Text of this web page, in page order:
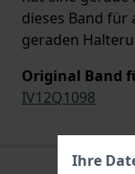
dieses Band für
geraden
Original Band
IV12Q1098
Ihre